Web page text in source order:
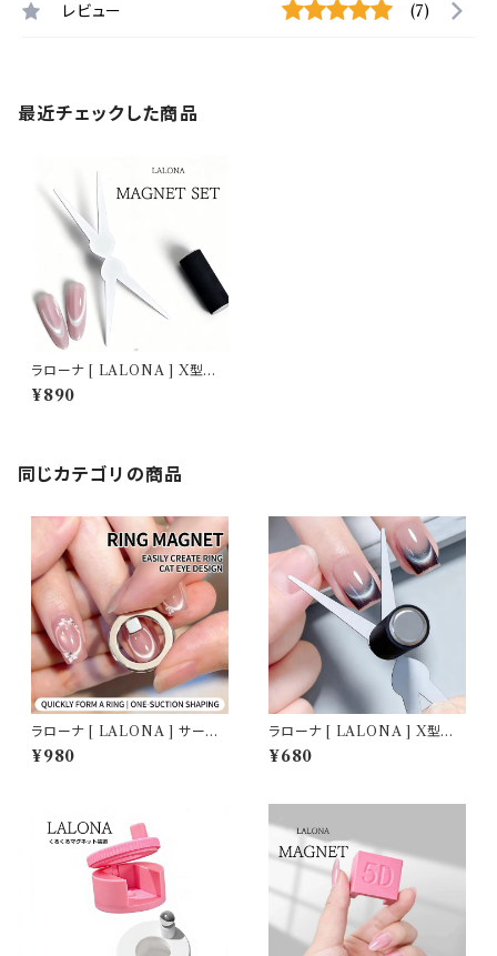
レビュー (7)
最近チェックした商品
ラローナ [ LALONA ] X型マ
グネットツール ( マグネット無し
) ジェルネイル/フレンチマグネッ
¥890
同じカテゴリの商品
ラローナ [ LALONA ] サーク
ル型マグネットツール ( キューブ
1個付き ) ジェルネイル/メグネッ
¥980
ラローナ [ LALONA ] X型マ
グネットツール ( マグネット無し
) ジェルネイル/フレンチマグネッ
¥680